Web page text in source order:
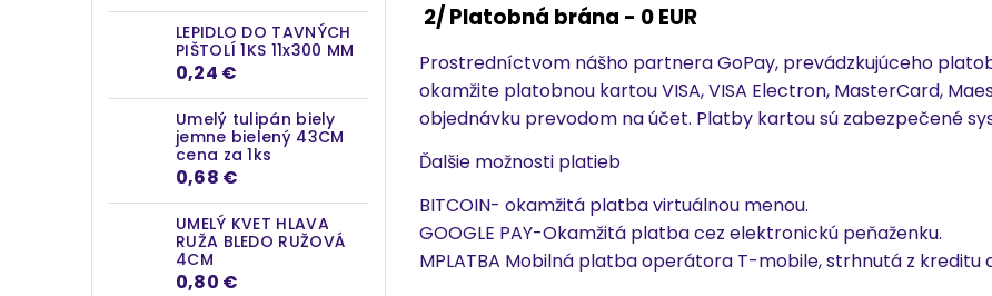
LEPIDLO DO TAVNÝCH
PIŠTOLÍ 1KS 11x300 MM
0,24 €
Umelý tulipán biely
jemne bielený 43CM
cena za 1ks
0,68 €
UMELÝ KVET HLAVA
RUŽA BLEDO RUŽOVÁ
4CM
0,80 €
2/ Platobná brána - 0 EUR
Prostredníctvom nášho partnera GoPay, prevádzkujúceho
okamžite platobnou kartou VISA, VISA Electron, MasterCard,
objednávku prevodom na účet. Platby kartou sú zabezpečené
Ďalšie možnosti platieb
BITCOIN- okamžitá platba virtuálnou menou.
GOOGLE PAY-Okamžitá platba cez elektronickú peňaženku.
MPLATBA Mobilná platba operátora T-mobile, strhnutá z